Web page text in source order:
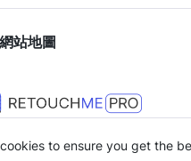
網站地圖
to ensure you get the